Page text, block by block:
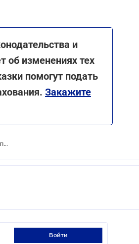
и
об изменениях тех
помогут подать
Закажите
Безвозмездно полученные товары/услуги включаются в доход плательщика единого налога - ГНС
войти